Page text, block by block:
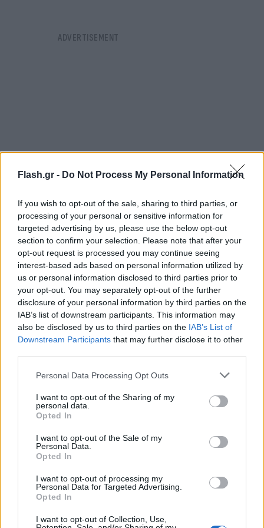
Flash.gr - Do Not Process My Personal Information
If you wish to opt-out of the sale, sharing to third parties, or
processing of your personal or sensitive information for
targeted advertising by us, please use the below opt-out
section to confirm your selection. Please note that after your
opt-out request is processed you may continue seeing
interest-based ads based on personal information utilized by
us or personal information disclosed to third parties prior to
your opt-out. You may separately opt-out of the further
disclosure of your personal information by third parties on the
IAB’s list of downstream participants. This information may
also be disclosed by us to third parties on the IAB’s List of
Downstream Participants that may further disclose it to other
Please note that this website/app uses one or more Google
not limited to your visit or usage behaviour. You may click to
grant or deny consent to Google and its third-party tags to
use your data for below specified purposes in below Google
consent section.
Personal Data Processing Opt Outs
I want to opt-out of the Sharing of my
personal data.
Opted In
I want to opt-out of the Sale of my
Personal Data.
Opted In
I want to opt-out of processing my
Personal Data for Targeted Advertising.
Opted In
I want to opt-out of Collection, Use,
Εκπληκτικός Σλούκας, έκανε τα πάντα ο Παπανικολάου
Στα πρώτα λεπτά της επανάληψης η Εθνική
«έβγαζε» ελεύθερα τρίποντα, αλλά δεν έβρισκε
σκορ πίσω από τα 6,75μ. (1/5 3π.). Στην αντίπερα
όχθη, ο Όβι Σόκο έδειχνε να έχει υπεροχή έναντι
των Ελλήνων ψηλών. Ο Ιτούδης προχώρησε σε νέες
αλλαγές προσώπων και επανέφερε μεταξύ άλλων
το δίδυμο των Παπαγιάννη-Σλούκα. Ένα κάρφωμα
ασταμάτητου δεύτερου (19π. με 5/5 τρίποντα στο
27') έφεραν την Ελλάδα στο +9 (54-63) σε άμεσο
χρόνο, δίνοντας ψυχολογία και ώθηση στην ομάδα.
Παράλληλα, ο αρχηγός της ομάδας, Κώστας
Παπανικολάου βρισκόταν σταθερά... παντού (8π.,
7ρ., 5ασ., 3κλ., 2κοψ.) και με δικό του κάρφωμα η
διαφορά πήγε εκ νέου σε διψήφιο (56-67). Ένα γκολ
- φάουλ του Γιαννούλη Λαρεντζάκη μετά την